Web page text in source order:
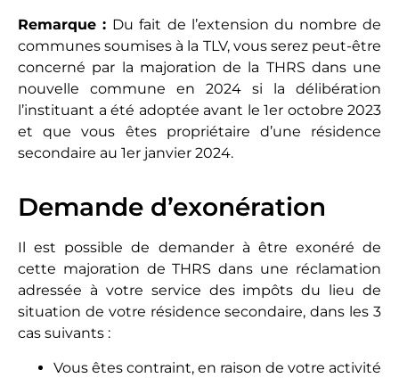
Remarque : Du fait de l’extension du nombre de
communes soumises à la TLV, vous serez peut-être
concerné par la majoration de la THRS dans une
nouvelle commune en 2024 si la délibération
l’instituant a été adoptée avant le 1er octobre 2023
et que vous êtes propriétaire d’une résidence
secondaire au 1er janvier 2024.
Demande d’exonération
Il est possible de demander à être exonéré de
cette majoration de THRS dans une réclamation
adressée à votre service des impôts du lieu de
situation de votre résidence secondaire, dans les 3
cas suivants :
Vous êtes contraint, en raison de votre activité